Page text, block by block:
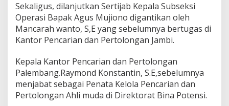
n
t
o
r
P
n
c
a
i
Sekaligus, dilanjutkan Sertijab Kepala Subseksi
Operasi Bapak Agus Mujiono digantikan oleh
Mancarah wanto, S,E yang sebelumnya bertugas di
Kantor Pencarian dan Pertolongan Jambi.
Kepala Kantor Pencarian dan Pertolongan
Palembang.Raymond Konstantin, S.E,sebelumnya
menjabat sebagai Penata Kelola Pencarian dan
Pertolongan Ahli muda di Direktorat Bina Potensi.